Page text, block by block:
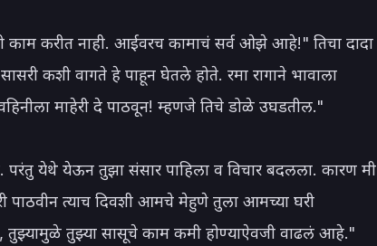
काम करीत नाही. आईवरच कामाचं सर्व ओझे आहे!" तिचा दादा
सासरी कशी वागते हे पाहून घेतले होते. रमा रागाने भावाला
माहेरी दे पाठवून! म्हणजे तिचे डोळे उघडतील."
परंतु येथे येऊन तुझा संसार पाहिला व विचार बदलला. कारण मी
पाठवीन त्याच दिवशी आमचे मेहुणे तुला आमच्या घरी
तुझ्यामुळे तुझ्या सासूचे काम कमी होण्याऐवजी वाढलं आहे."